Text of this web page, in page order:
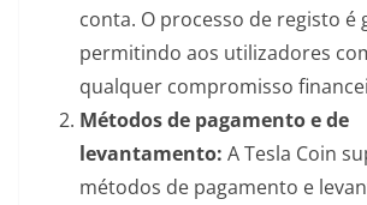
conta. O processo de registo é
permitindo aos utilizadores
qualquer compromisso
Métodos de pagamento e de
levantamento: A Tesla Coin
métodos de pagamento e